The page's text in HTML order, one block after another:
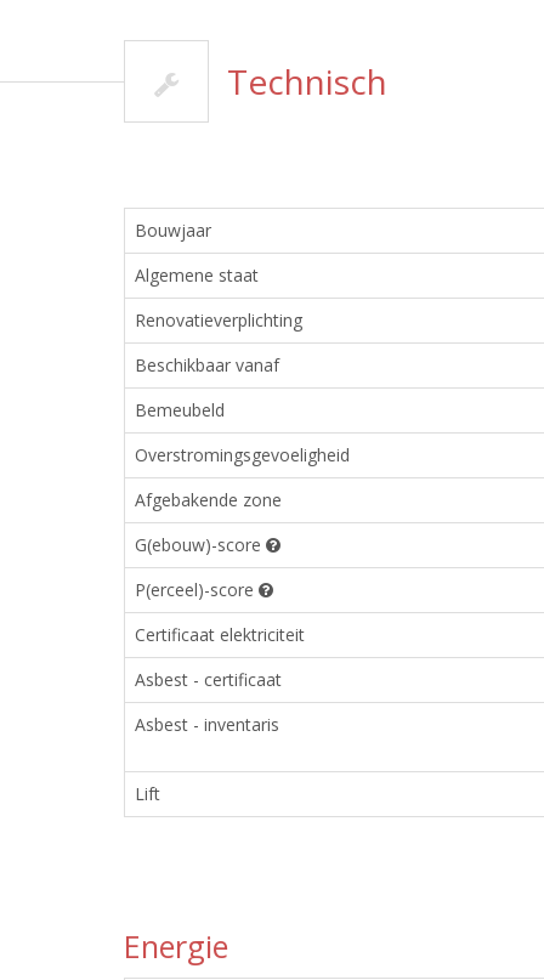
Technisch
Bouwjaar
Algemene staat
Renovatieverplichting
Beschikbaar vanaf
Bemeubeld
Overstromingsgevoeligheid
Afgebakende zone
G(ebouw)-score
P(erceel)-score
Certificaat elektriciteit
Asbest - certificaat
Asbest - inventaris
Lift
Energie